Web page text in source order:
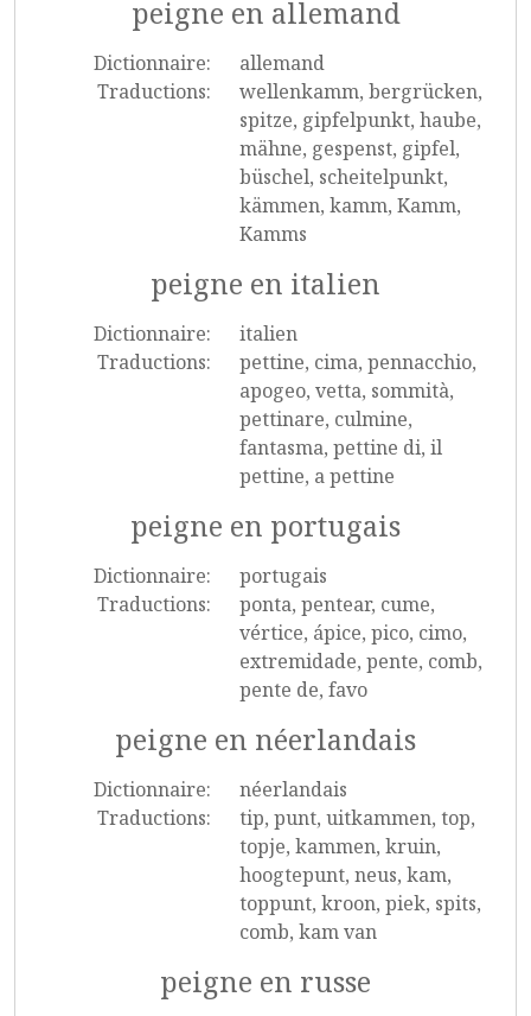
peigne en allemand
Dictionnaire:
allemand
Traductions:
wellenkamm, bergrücken,
spitze, gipfelpunkt, haube,
mähne, gespenst, gipfel,
büschel, scheitelpunkt,
kämmen, kamm, Kamm,
Kamms
peigne en italien
Dictionnaire:
italien
Traductions:
pettine, cima, pennacchio,
apogeo, vetta, sommità,
pettinare, culmine,
fantasma, pettine di, il
pettine, a pettine
peigne en portugais
Dictionnaire:
portugais
Traductions:
ponta, pentear, cume,
vértice, ápice, pico, cimo,
extremidade, pente, comb,
pente de, favo
peigne en néerlandais
Dictionnaire:
néerlandais
Traductions:
tip, punt, uitkammen, top,
topje, kammen, kruin,
hoogtepunt, neus, kam,
toppunt, kroon, piek, spits,
comb, kam van
peigne en russe